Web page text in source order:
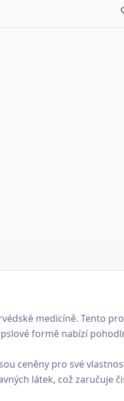
medicíně. Tento
formě nabízí
ceněny pro své
látek, což zaručuje